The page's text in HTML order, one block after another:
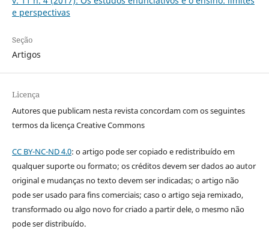
e perspectivas
Seção
Artigos
Licença
Autores que publicam nesta revista concordam com os seguintes
termos da licença Creative Commons
CC BY-NC-ND 4.0: o artigo pode ser copiado e redistribuído em
qualquer suporte ou formato; os créditos devem ser dados ao autor
original e mudanças no texto devem ser indicadas; o artigo não
pode ser usado para fins comerciais; caso o artigo seja remixado,
transformado ou algo novo for criado a partir dele, o mesmo não
pode ser distribuído.